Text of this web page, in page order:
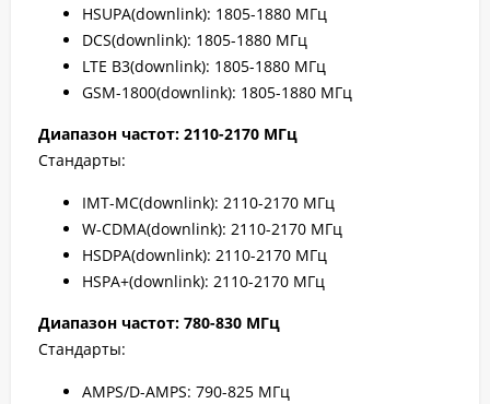
HSUPA(downlink): 1805-1880 МГц
DCS(downlink): 1805-1880 МГц
LTE B3(downlink): 1805-1880 МГц
GSM-1800(downlink): 1805-1880 МГц
Диапазон частот: 2110-2170 МГц
Стандарты:
IMT-MC(downlink): 2110-2170 МГц
W-CDMA(downlink): 2110-2170 МГц
HSDPA(downlink): 2110-2170 МГц
HSPA+(downlink): 2110-2170 МГц
Диапазон частот: 780-830 МГц
Стандарты:
AMPS/D-AMPS: 790-825 МГц